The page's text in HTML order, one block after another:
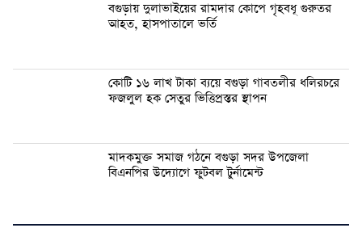
বগুড়ায় দুলাভাইয়ের রামদার কোপে গৃহবধূ গুরুতর
আহত, হাসপাতালে ভর্তি
কোটি ১৬ লাখ টাকা ব্যয়ে বগুড়া গাবতলীর ধলিরচরে
ফজলুল হক সেতুর ভিত্তিপ্রস্তর স্থাপন
মাদকমুক্ত সমাজ গঠনে বগুড়া সদর উপজেলা
বিএনপির উদ্যোগে ফুটবল টুর্নামেন্ট